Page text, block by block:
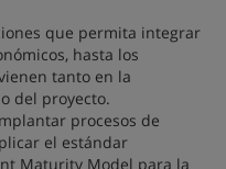
que permita integrar
hasta los
tanto en la
del proyecto.
procesos de
el estándar
Maturity Model para la